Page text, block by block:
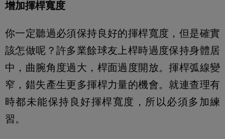
增加揮桿寬度
你一定聽過必須保持良好的揮桿寬度，但是確實
該怎做呢？許多業餘球友上桿時過度保持身體居
中，曲腕角度過大，桿面過度開放。揮桿弧線變
窄，錯失產生更多揮桿力量的機會。就連查理有
時都未能保持良好揮桿寬度，所以必須多加練
習。